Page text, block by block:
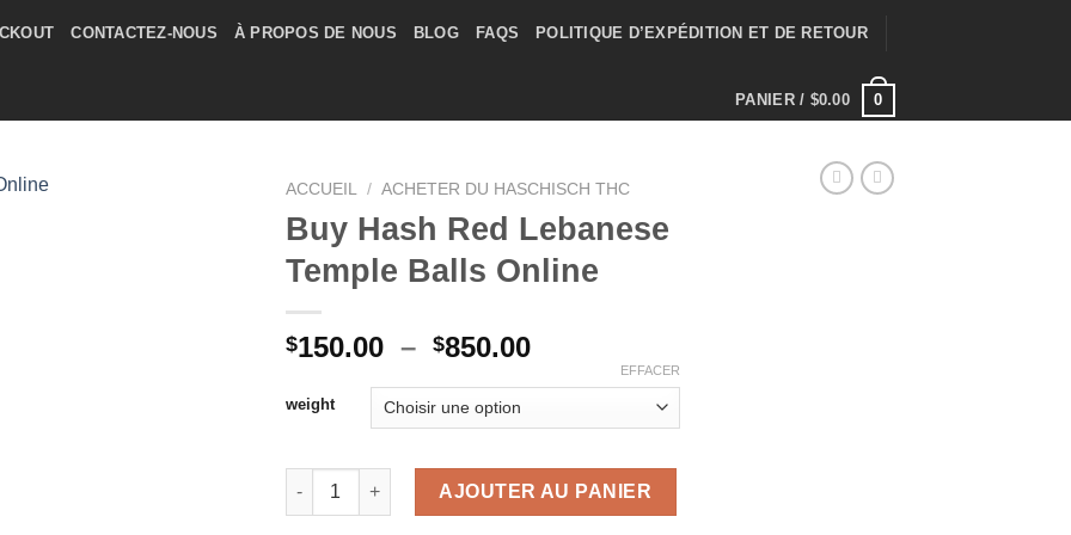
CONTACTEZ-NOUS À PROPOS DE NOUS BLOG FAQS POLITIQUE D’EXPÉDITION ET DE RETOUR
PANIER / $0.00 0
ACCUEIL / ACHETER DU HASCHISCH THC
Buy Hash Red Lebanese
Temple Balls Online
$150.00 – $850.00Plage
$150.00
à
$850.00
weight
EFFACER
quantité de Buy Hash Red Lebanese Temple Balls Online
AJOUTER AU PANIER